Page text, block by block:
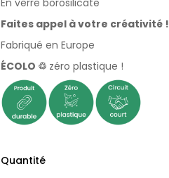
En verre borosilicate
Faites appel à votre créativité !
Fabriqué en Europe
ÉCOLO ♲ zéro plastique !
Quantité